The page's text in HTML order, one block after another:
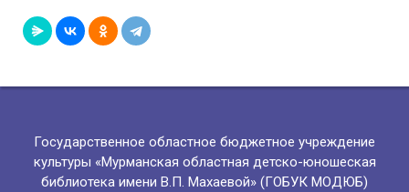
Государственное областное бюджетное учреждение
культуры «Мурманская областная детско-юношеская
библиотека имени В.П. Махаевой» (ГОБУК МОДЮБ)